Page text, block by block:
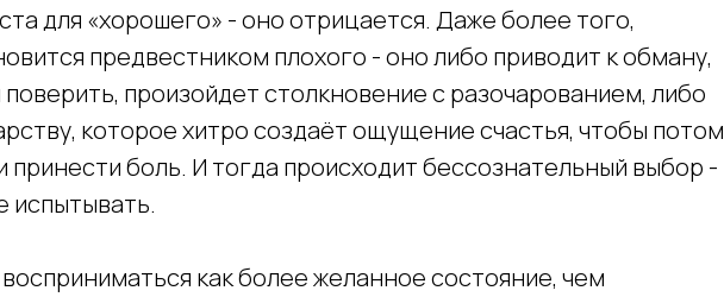
для «хорошего» - оно отрицается. Даже более того,
предвестником плохого - оно либо приводит к обману,
поверить, произойдет столкновение с разочарованием, либо
которое хитро создаёт ощущение счастья, чтобы потом
принести боль. И тогда происходит бессознательный выбор -
испытывать.
как более желанное состояние, чем